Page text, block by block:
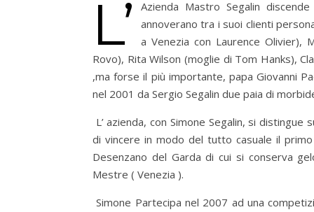
L’
Azienda Mastro Segalin
annoverano tra i suoi clienti
a Venezia con Laurence Olivier),
Rovo), Rita Wilson (moglie di Tom Hanks),
,ma forse il più importante, papa Giovanni
nel 2001 da Sergio Segalin due paia di
L’ azienda, con Simone Segalin, si
di vincere in modo del tutto casuale il
Desenzano del Garda di cui si conserva
Mestre ( Venezia ).
Simone Partecipa nel 2007 ad una